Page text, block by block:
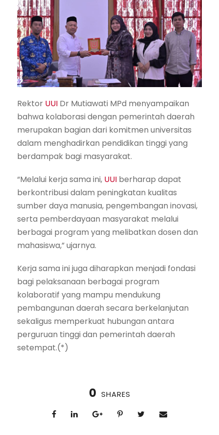
Rektor UUI Dr Mutiawati MPd menyampaikan
bahwa kolaborasi dengan pemerintah daerah
merupakan bagian dari komitmen universitas
dalam menghadirkan pendidikan tinggi yang
berdampak bagi masyarakat.
“Melalui kerja sama ini, UUI berharap dapat
berkontribusi dalam peningkatan kualitas
sumber daya manusia, pengembangan inovasi,
serta pemberdayaan masyarakat melalui
berbagai program yang melibatkan dosen dan
mahasiswa,” ujarnya.
Kerja sama ini juga diharapkan menjadi fondasi
bagi pelaksanaan berbagai program
kolaboratif yang mampu mendukung
pembangunan daerah secara berkelanjutan
sekaligus memperkuat hubungan antara
perguruan tinggi dan pemerintah daerah
setempat.(*)
0 SHARES